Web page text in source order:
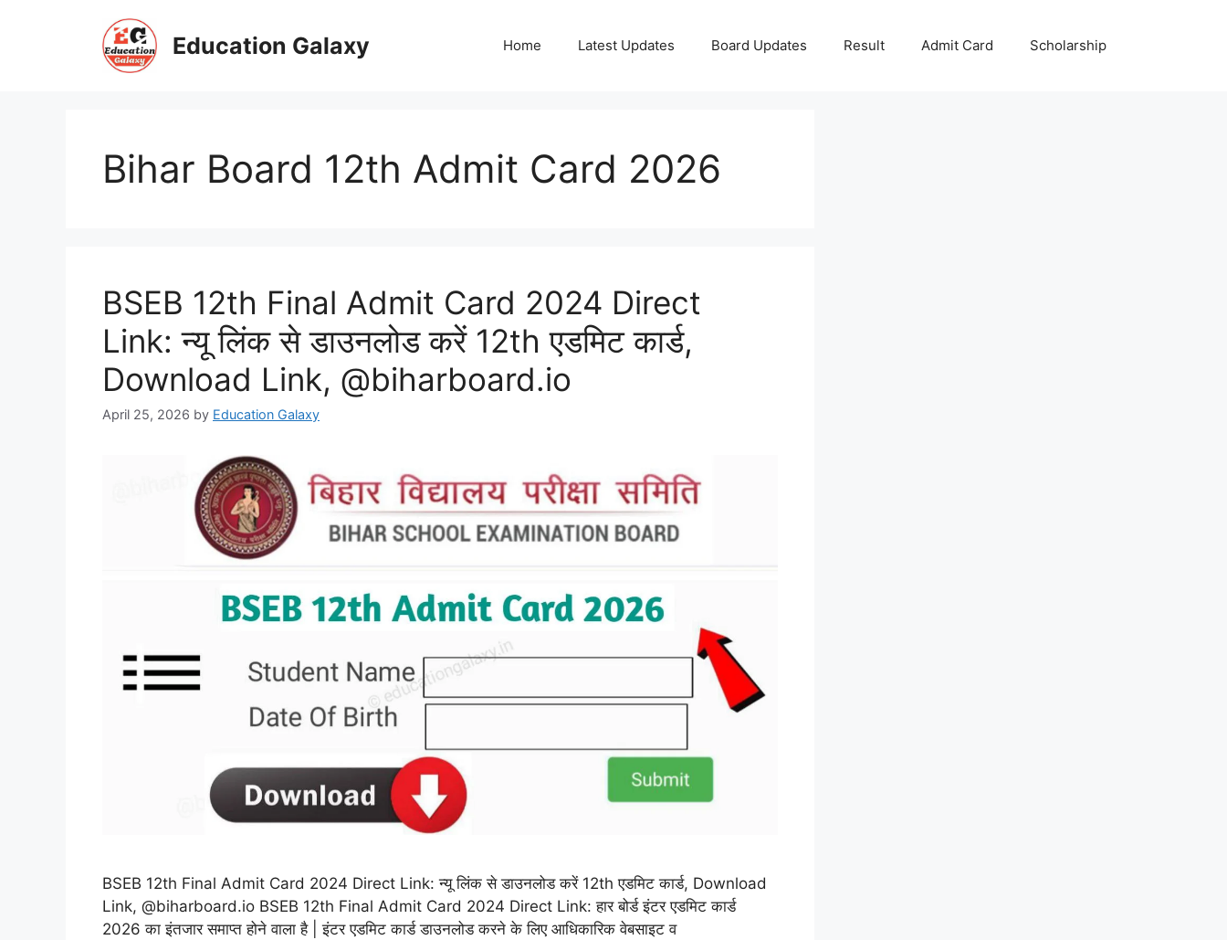
Education Galaxy Home Latest Updates Board Updates Result Admit Card Scholarship
Bihar Board 12th Admit Card 2026
BSEB 12th Final Admit Card 2024 Direct
Link: न्यू लिंक से डाउनलोड करें 12th एडमिट कार्ड,
Download Link, @biharboard.io
April 25, 2026 by Education Galaxy
BSEB 12th Final Admit Card 2024 Direct Link: न्यू लिंक से डाउनलोड करें 12th एडमिट कार्ड, Download
Link, @biharboard.io BSEB 12th Final Admit Card 2024 Direct Link: हार बोर्ड इंटर एडमिट कार्ड
2026 का इंतजार समाप्त होने वाला है | इंटर एडमिट कार्ड डाउनलोड करने के लिए आधिकारिक वेबसाइट व